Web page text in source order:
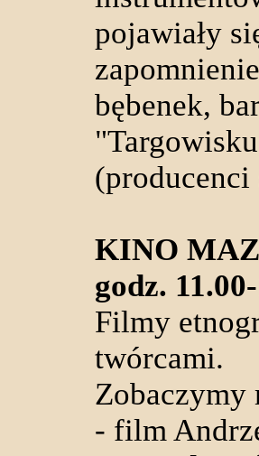
pojawiały
bębenek,
(producenci
KINO
godz.
Filmy
twórcami.
- film